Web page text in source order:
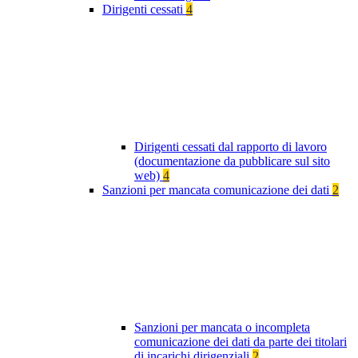
Dirigenti cessati 4
Dirigenti cessati dal rapporto di lavoro
(documentazione da pubblicare sul sito
web) 4
Sanzioni per mancata comunicazione dei dati 2
Sanzioni per mancata o incompleta
comunicazione dei dati da parte dei titolari